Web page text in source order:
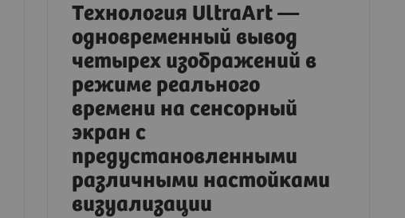
Технология UltraArt —
одновременный вывод
четырех изображений в
режиме реального
времени на сенсорный
экран с
предустановленными
различными настойками
визуализации